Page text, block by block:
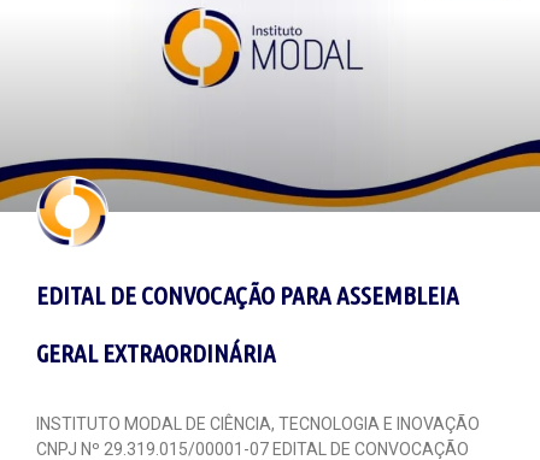
EDITAL DE CONVOCAÇÃO PARA ASSEMBLEIA
GERAL EXTRAORDINÁRIA
INSTITUTO MODAL DE CIÊNCIA, TECNOLOGIA E INOVAÇÃO
CNPJ Nº 29.319.015/00001-07 EDITAL DE CONVOCAÇÃO